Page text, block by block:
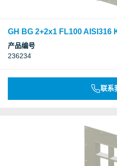
GH BG 2+2x1 FL100 AISI316
产品编号
236234
联系